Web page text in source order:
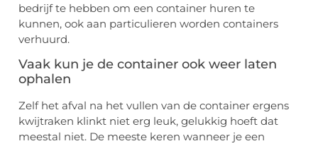
bedrijf te hebben om een container huren te
kunnen, ook aan particulieren worden containers
verhuurd.
Vaak kun je de container ook weer laten
ophalen
Zelf het afval na het vullen van de container ergens
kwijtraken klinkt niet erg leuk, gelukkig hoeft dat
meestal niet. De meeste keren wanneer je een